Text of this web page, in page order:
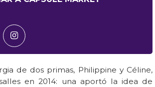
de dos primas, Philippine y Céline,
en 2014: una aportó la idea de